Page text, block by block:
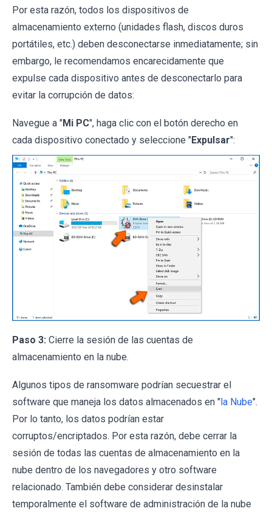
Por esta razón, todos los dispositivos de
almacenamiento externo (unidades flash, discos duros
portátiles, etc.) deben desconectarse inmediatamente; sin
embargo, le recomendamos encarecidamente que
expulse cada dispositivo antes de desconectarlo para
evitar la corrupción de datos:
Navegue a "Mi PC", haga clic con el botón derecho en
cada dispositivo conectado y seleccione "Expulsar":
Paso 3: Cierre la sesión de las cuentas de
almacenamiento en la nube.
Algunos tipos de ransomware podrían secuestrar el
software que maneja los datos almacenados en "la Nube".
Por lo tanto, los datos podrían estar
corruptos/encriptados. Por esta razón, debe cerrar la
sesión de todas las cuentas de almacenamiento en la
nube dentro de los navegadores y otro software
relacionado. También debe considerar desinstalar
temporalmente el software de administración de la nube